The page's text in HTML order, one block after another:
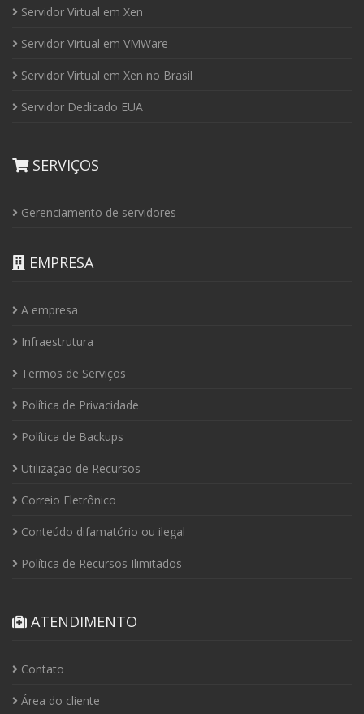
Servidor Virtual em Xen
Servidor Virtual em VMWare
Servidor Virtual em Xen no Brasil
Servidor Dedicado EUA
SERVIÇOS
Gerenciamento de servidores
EMPRESA
A empresa
Infraestrutura
Termos de Serviços
Política de Privacidade
Política de Backups
Utilização de Recursos
Correio Eletrônico
Conteúdo difamatório ou ilegal
Política de Recursos Ilimitados
ATENDIMENTO
Contato
Área do cliente